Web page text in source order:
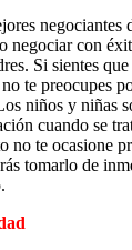
negociantes
negociar con
Si sientes
te preocupes
niños y niñas
cuando se
no te ocasione
tomarlo de